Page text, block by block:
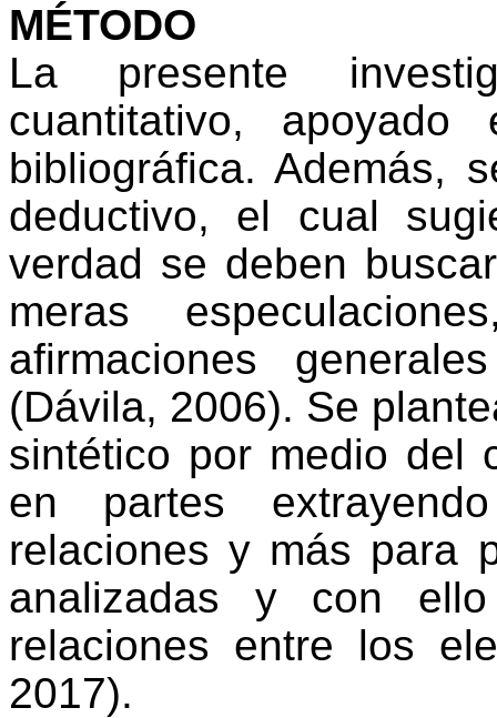
MÉTODO
La presente
cuantitativo,
bibliográfica. Además,
deductivo, el cual
verdad se deben
meras
afirmaciones
(Dávila, 2006). Se
sintético por medio del
en partes
relaciones y más para
analizadas y con
relaciones entre los
2017).